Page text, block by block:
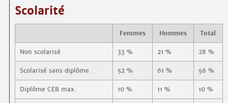
Scolarité
Femmes Hommes Total
Non scolarisé 33 % 21 % 28 %
Scolarisé sans diplôme 52 % 61 % 56 %
Diplôme CEB max. 10 % 11 % 10 %